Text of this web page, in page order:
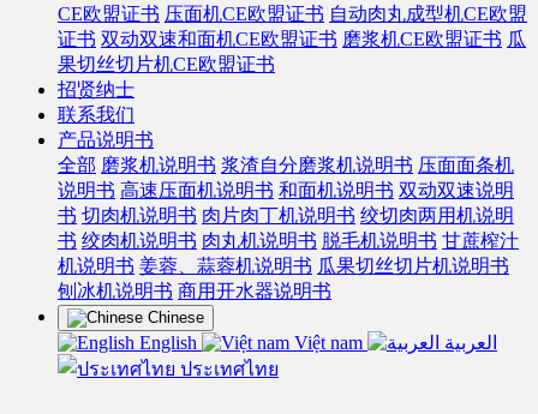
CE欧盟证书 压面机CE欧盟证书 自动肉丸成型机CE欧盟
证书 双动双速和面机CE欧盟证书 磨浆机CE欧盟证书 瓜
果切丝切片机CE欧盟证书
招贤纳士
联系我们
产品说明书
全部 磨浆机说明书 浆渣自分磨浆机说明书 压面面条机
说明书 高速压面机说明书 和面机说明书 双动双速说明
书 切肉机说明书 肉片肉丁机说明书 绞切肉两用机说明
书 绞肉机说明书 肉丸机说明书 脱毛机说明书 甘蔗榨汁
机说明书 姜蓉、蒜蓉机说明书 瓜果切丝切片机说明书
刨冰机说明书 商用开水器说明书
Chinese
English Việt nam
العربية
ประเทศไทย